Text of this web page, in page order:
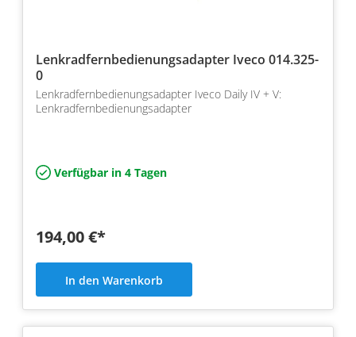
Lenkradfernbedienungsadapter Iveco 014.325-
0
Lenkradfernbedienungsadapter Iveco Daily IV + V:
Lenkradfernbedienungsadapter
Verfügbar in 4 Tagen
194,00 €*
In den Warenkorb